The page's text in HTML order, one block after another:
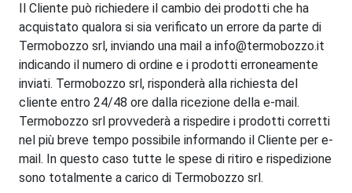
Il Cliente può richiedere il cambio dei prodotti che ha
acquistato qualora si sia verificato un errore da parte di
Termobozzo srl, inviando una mail a info@termobozzo.it
indicando il numero di ordine e i prodotti erroneamente
inviati. Termobozzo srl, risponderà alla richiesta del
cliente entro 24/48 ore dalla ricezione della e-mail.
Termobozzo srl provvederà a rispedire i prodotti corretti
nel più breve tempo possibile informando il Cliente per e-
mail. In questo caso tutte le spese di ritiro e rispedizione
sono totalmente a carico di Termobozzo srl.